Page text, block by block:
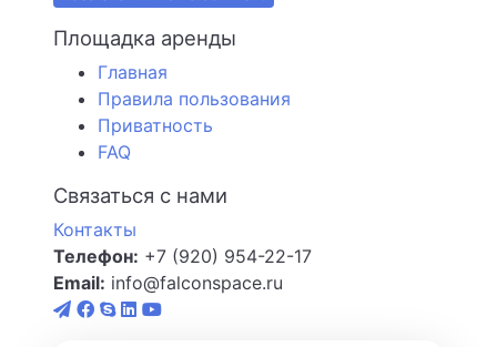
Площадка аренды
Главная
Правила пользования
Приватность
FAQ
Связаться с нами
Контакты
Телефон: +7 (920) 954-22-17
Email: info@falconspace.ru